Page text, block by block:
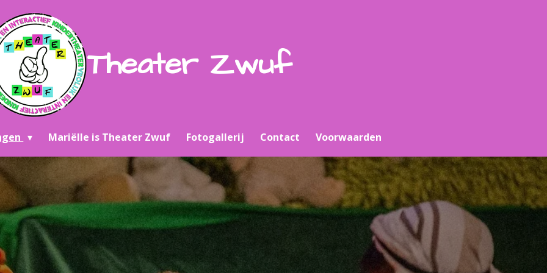
Theater Zwuf
Mariëlle is Theater Zwuf Fotogallerij Contact Voorwaarden